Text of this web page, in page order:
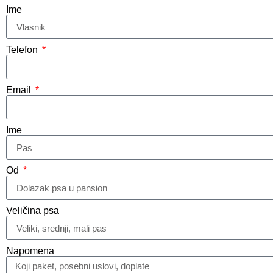
Ime
Telefon
Email
Ime
Od
Veličina psa
Napomena